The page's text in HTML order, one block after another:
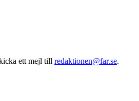
ett mejl till redaktionen@far.se.